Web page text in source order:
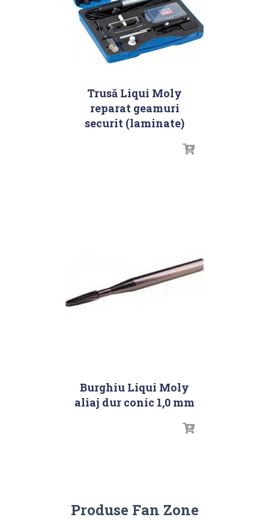
Trusă Liqui Moly
reparat geamuri
securit (laminate)
Burghiu Liqui Moly
aliaj dur conic 1,0 mm
Produse Fan Zone